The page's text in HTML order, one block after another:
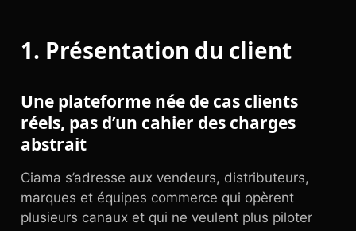
1. Présentation du client
Une plateforme née de cas clients
réels, pas d’un cahier des charges
abstrait
Ciama s’adresse aux vendeurs, distributeurs,
marques et équipes commerce qui opèrent
plusieurs canaux et qui ne veulent plus piloter